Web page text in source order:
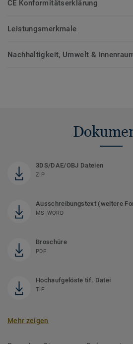
CE Konformitätserklärung
Leistungsmerkmale
Nachhaltigkeit, Umwelt &
3DS/DAE/OBJ Dateien
ZIP
Ausschreibungstext (weitere
MS_WORD
Broschüre
PDF
Hochaufgelöste tif. Datei
TIF
Mehr zeigen